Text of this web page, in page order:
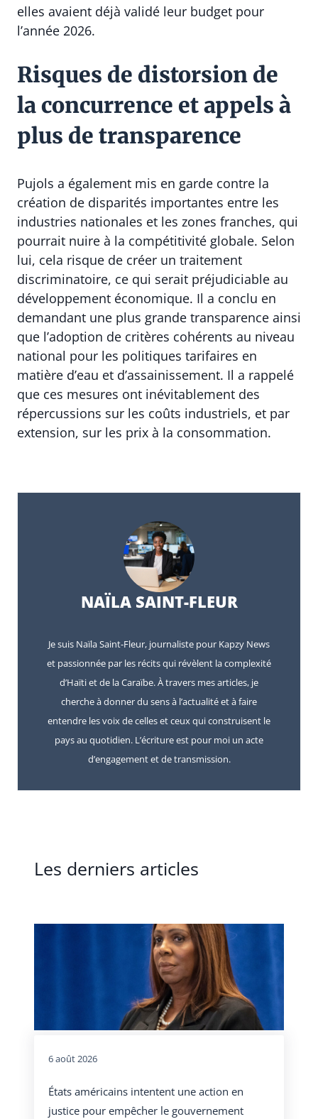
elles avaient déjà validé leur budget pour
l’année 2026.
Risques de distorsion de
la concurrence et appels à
plus de transparence
Pujols a également mis en garde contre la
création de disparités importantes entre les
industries nationales et les zones franches, qui
pourrait nuire à la compétitivité globale. Selon
lui, cela risque de créer un traitement
discriminatoire, ce qui serait préjudiciable au
développement économique. Il a conclu en
demandant une plus grande transparence ainsi
que l’adoption de critères cohérents au niveau
national pour les politiques tarifaires en
matière d’eau et d’assainissement. Il a rappelé
que ces mesures ont inévitablement des
répercussions sur les coûts industriels, et par
extension, sur les prix à la consommation.
NAÏLA SAINT-FLEUR
Je suis Naïla Saint-Fleur, journaliste pour Kapzy News
et passionnée par les récits qui révèlent la complexité
d’Haïti et de la Caraïbe. À travers mes articles, je
cherche à donner du sens à l’actualité et à faire
entendre les voix de celles et ceux qui construisent le
pays au quotidien. L’écriture est pour moi un acte
d’engagement et de transmission.
Les derniers articles
6 août 2026
États américains intentent une action en
justice pour empêcher le gouvernement